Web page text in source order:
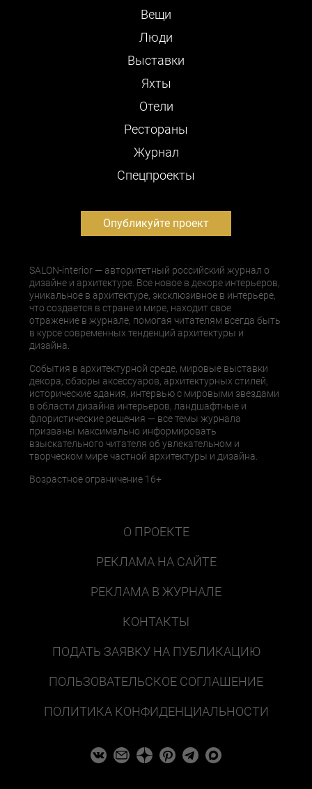
Вещи
Люди
Выставки
Яхты
Отели
Рестораны
Журнал
Cпецпроекты
Опубликуйте проект
SALON-interior — авторитетный российский журнал о
дизайне и архитектуре. Все новое в декоре интерьеров,
уникальное в архитектуре, эксклюзивное в интерьере,
что создается в стране и мире, находит свое
отражение в журнале, помогая читателям всегда быть
в курсе современных тенденций архитектуры и
дизайна.
События в архитектурной среде, мировые выставки
декора, обзоры аксессуаров, архитектурных стилей,
исторические здания, интервью с мировыми звездами
в области дизайна интерьеров, ландшафтные и
флористические решения — все темы журнала
призваны максимально информировать
взыскательного читателя об увлекательном и
творческом мире частной архитектуры и дизайна.
Возрастное ограничение 16+
О ПРОЕКТЕ
РЕКЛАМА НА САЙТЕ
РЕКЛАМА В ЖУРНАЛЕ
КОНТАКТЫ
ПОДАТЬ ЗАЯВКУ НА ПУБЛИКАЦИЮ
ПОЛЬЗОВАТЕЛЬСКОЕ СОГЛАШЕНИЕ
ПОЛИТИКА КОНФИДЕНЦИАЛЬНОСТИ